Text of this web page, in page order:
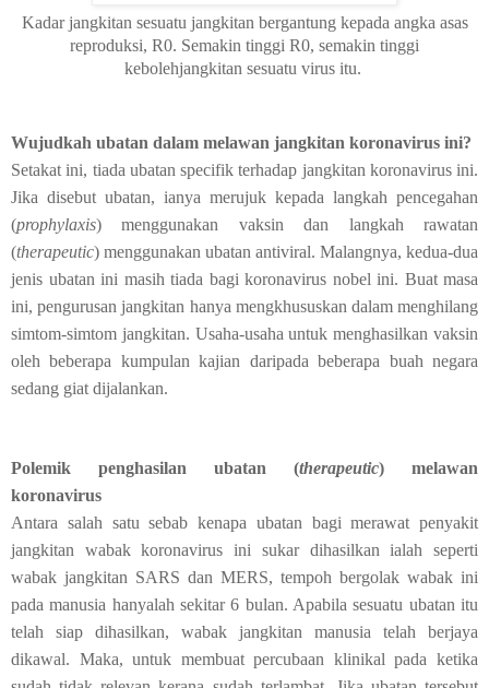
Kadar jangkitan sesuatu jangkitan bergantung kepada angka asas
reproduksi, R0. Semakin tinggi R0, semakin tinggi
kebolehjangkitan sesuatu virus itu.
Wujudkah ubatan dalam melawan jangkitan koronavirus ini?
Setakat ini, tiada ubatan specifik terhadap jangkitan koronavirus ini.
Jika disebut ubatan, ianya merujuk kepada langkah pencegahan
(prophylaxis) menggunakan vaksin dan langkah rawatan
(therapeutic) menggunakan ubatan antiviral. Malangnya, kedua-dua
jenis ubatan ini masih tiada bagi koronavirus nobel ini. Buat masa
ini, pengurusan jangkitan hanya mengkhususkan dalam menghilang
simtom-simtom jangkitan. Usaha-usaha untuk menghasilkan vaksin
oleh beberapa kumpulan kajian daripada beberapa buah negara
sedang giat dijalankan.
Polemik penghasilan ubatan (therapeutic) melawan
koronavirus
Antara salah satu sebab kenapa ubatan bagi merawat penyakit
jangkitan wabak koronavirus ini sukar dihasilkan ialah seperti
wabak jangkitan SARS dan MERS, tempoh bergolak wabak ini
pada manusia hanyalah sekitar 6 bulan. Apabila sesuatu ubatan itu
telah siap dihasilkan, wabak jangkitan manusia telah berjaya
dikawal. Maka, untuk membuat percubaan klinikal pada ketika